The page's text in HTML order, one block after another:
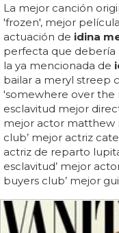
La mejor canción
'frozen', mejor
actuación de idina
perfecta que debería
la ya mencionada de
bailar a meryl streep
'somewhere over the
esclavitud mejor
mejor actor matthew
club’ mejor actriz
actriz de reparto
esclavitud’ mejor
buyers club’ mejor